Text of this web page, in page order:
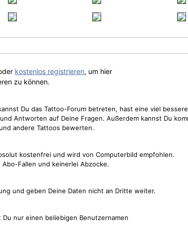
kostenlos registrieren, um hier
zu können.
Du das Tattoo-Forum betreten, hast eine viel
Antworten auf Deine Fragen. Außerdem kannst Du
andere Tattoos bewerten.
kostenfrei und wird von Computerbild empfohlen.
Fallen und keinerlei Abzocke.
und geben Deine Daten nicht an Dritte weiter.
nur einen beliebigen Benutzernamen